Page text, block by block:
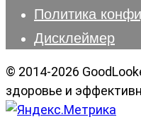
Политика
Дисклеймер
© 2014-2026
здоровье и